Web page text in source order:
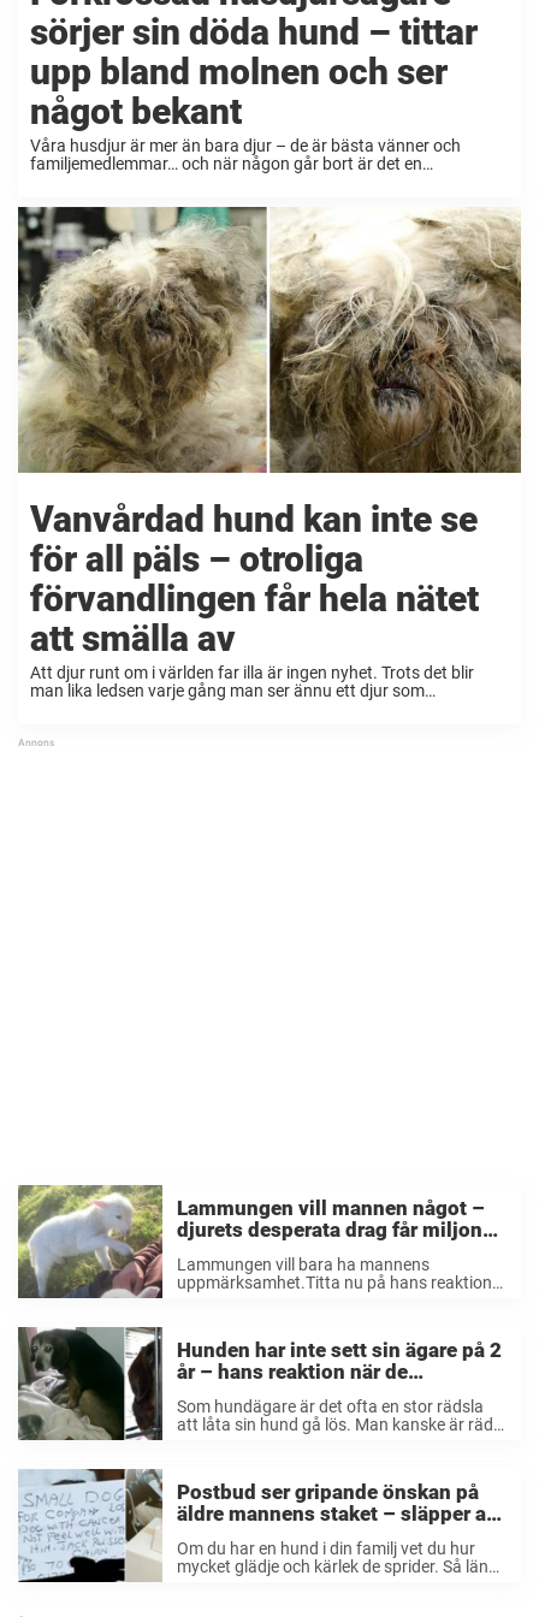
sörjer sin döda hund – tittar
upp bland molnen och ser
något bekant
Våra husdjur är mer än bara djur – de är bästa vänner och
familjemedlemmar… och när någon går bort är det en
Vanvårdad hund kan inte se
för all päls – otroliga
förvandlingen får hela nätet
att smälla av
Att djur runt om i världen far illa är ingen nyhet. Trots det blir
man lika ledsen varje gång man ser ännu ett djur som
Lammungen vill mannen något –
djurets desperata drag får miljoner
Lammungen vill bara ha mannens
uppmärksamhet.Titta nu på hans reaktion.
till en ...
Hunden har inte sett sin ägare på 2
år – hans reaktion när de
om hundar
Som hundägare är det ofta en stor rädsla
att låta sin hund gå lös. Man kanske är rädd
Postbud ser gripande önskan på
äldre mannens staket – släpper allt
Om du har en hund i din familj vet du hur
mycket glädje och kärlek de sprider. Så länge